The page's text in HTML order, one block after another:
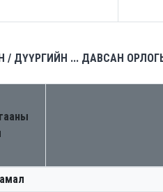
/ ДҮҮРГИЙН ... ДАВСАН